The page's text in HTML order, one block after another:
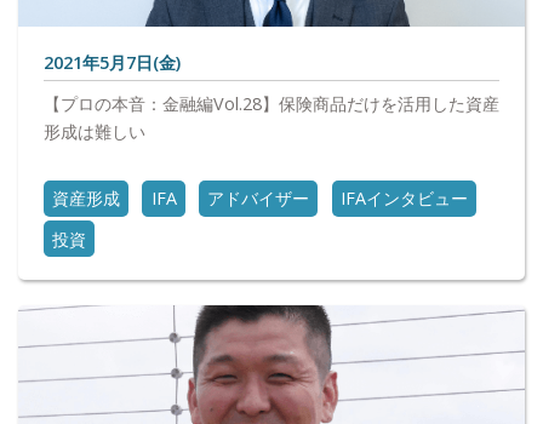
2021年5月7日(金)
【プロの本音：金融編Vol.28】保険商品だけを活用した資産
形成は難しい
資産形成 IFA アドバイザー
IFAインタビュー
投資